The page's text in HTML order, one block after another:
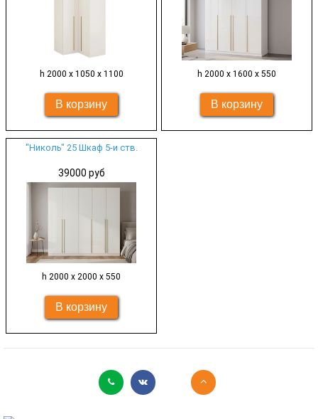
h 2000 х 1050 х 1100 h 2000 х 1600 х 550
"Николь" 25 Шкаф 5-и ств.
39000 руб
h 2000 х 2000 х 550